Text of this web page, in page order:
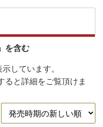
を含む
示しています。
ると詳細をご覧頂けま